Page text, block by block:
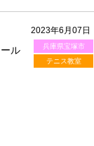
2023年6月07日
兵庫県宝塚市
テニス教室
ル